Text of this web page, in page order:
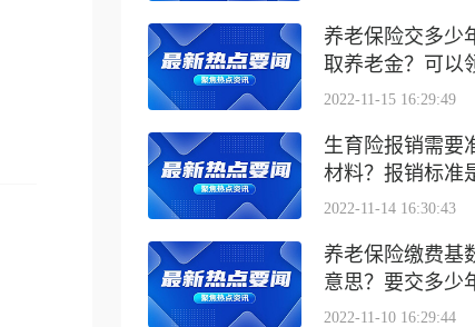
养老保险交多少
取养老金？可以
2022-11-15 16:29:49
生育险报销需要
材料？报销标准
2022-11-14 16:30:43
养老保险缴费基
意思？要交多少
2022-11-10 16:29:44